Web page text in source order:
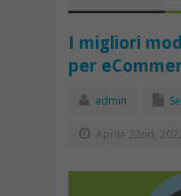
I migliori
per
admin
Aprile 22nd,